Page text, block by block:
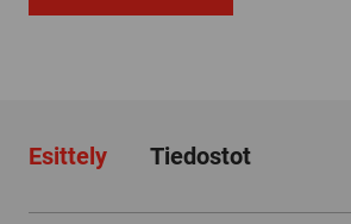
Esittely Tiedostot